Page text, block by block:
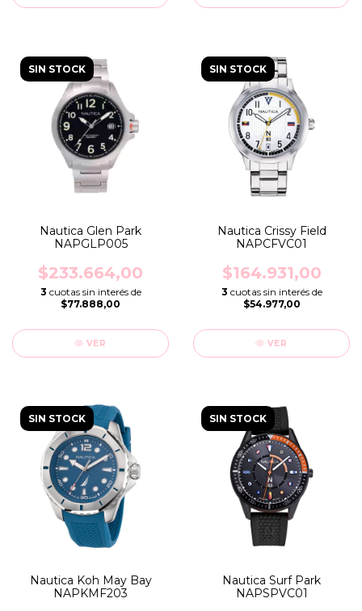
SIN STOCK
Nautica Glen Park
NAPGLP005
$233.664,00
3 cuotas sin interés de
$77.888,00
VER
SIN STOCK
Nautica Crissy Field
NAPCFVC01
$164.931,00
3 cuotas sin interés de
$54.977,00
VER
SIN STOCK
Nautica Koh May Bay
NAPKMF203
SIN STOCK
Nautica Surf Park
NAPSPVC01